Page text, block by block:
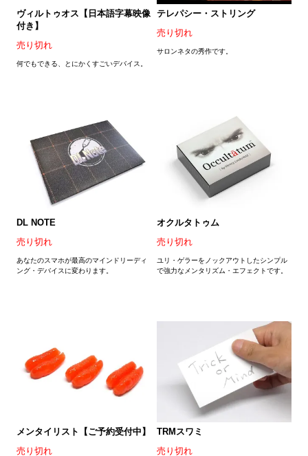
ヴィルトゥオス【日本語字幕映像
付き】
売り切れ
何でもできる、とにかくすごいデバイス。
テレパシー・ストリング
売り切れ
サロンネタの秀作です。
DL NOTE
売り切れ
あなたのスマホが最高のマインドリーディ
ング・デバイスに変わります。
オクルタトゥム
売り切れ
ユリ・ゲラーをノックアウトしたシンプル
で強力なメンタリズム・エフェクトです。
メンタイリスト【ご予約受付中】
売り切れ
TRMスワミ
売り切れ